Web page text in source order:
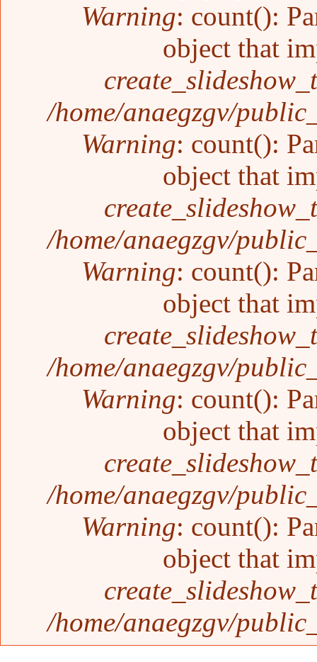
Warning: count():
object that
/home/anaegzgv/
Warning: count():
object that
/home/anaegzgv/
Warning: count():
object that
/home/anaegzgv/
Warning: count():
object that
/home/anaegzgv/
Warning: count():
object that
/home/anaegzgv/